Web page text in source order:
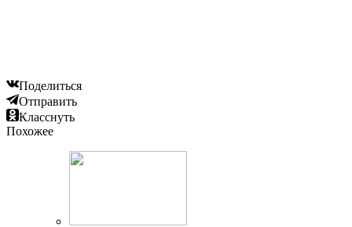
Поделиться
Отправить
Класснуть
Похожее